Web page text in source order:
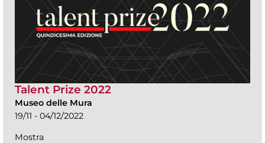
Talent Prize 2022
Museo delle Mura
19/11 - 04/12/2022
Mostra